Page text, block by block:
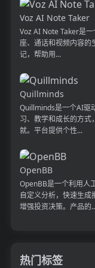
Voz AI Note Taker
Voz AI Note Taker是
座、通话和视频内容的
记，帮助用...
Quillminds
Quillminds是一个AI驱
习、教学和成长的方
就。平台提供个性...
OpenBB
OpenBB是一个利用人
自定义分析，快速生
增强投资决策。产品的
热门标签